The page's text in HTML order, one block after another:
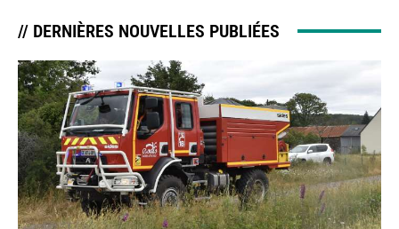
// DERNIÈRES NOUVELLES PUBLIÉES